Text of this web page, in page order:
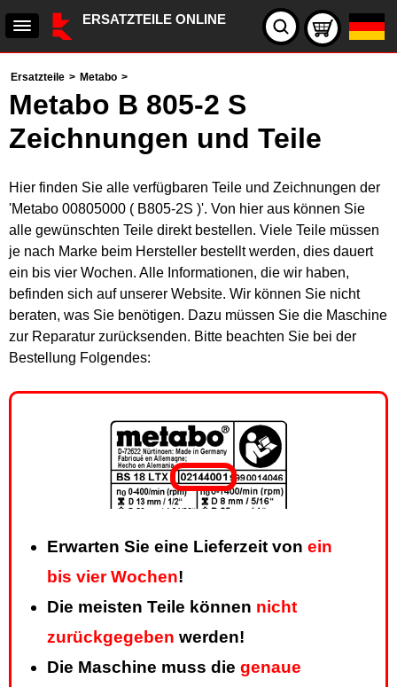
ERSATZTEILE ONLINE
Ersatzteile > Metabo >
Metabo B 805-2 S
Zeichnungen und Teile
Hier finden Sie alle verfügbaren Teile und Zeichnungen der
'Metabo 00805000 ( B805-2S )'. Von hier aus können Sie
alle gewünschten Teile direkt bestellen. Viele Teile müssen
je nach Marke beim Hersteller bestellt werden, dies dauert
ein bis vier Wochen. Alle Informationen, die wir haben,
befinden sich auf unserer Website. Wir können Sie nicht
beraten, was Sie benötigen. Dazu müssen Sie die Maschine
zur Reparatur zurücksenden. Bitte beachten Sie bei der
Bestellung Folgendes:
Erwarten Sie eine Lieferzeit von ein
bis vier Wochen!
Die meisten Teile können nicht
zurückgegeben werden!
Die Maschine muss die genaue